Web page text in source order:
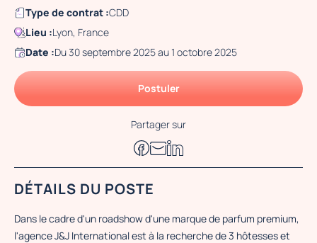
Type de contrat :CDD
Lieu :Lyon, France
Date :Du 30 septembre 2025 au 1 octobre 2025
Postuler
Partager sur
DÉTAILS DU POSTE
Dans le cadre d'un roadshow d'une marque de parfum premium,
l'agence J&J International est à la recherche de 3 hôtesses et